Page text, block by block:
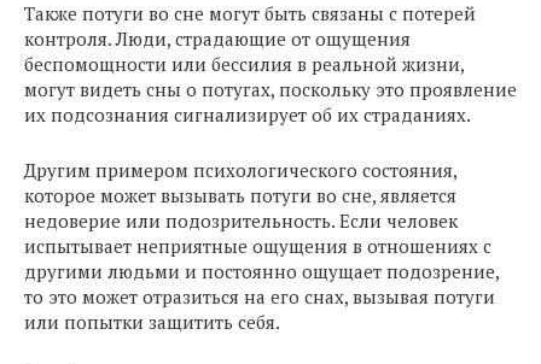
Также потуги во сне могут быть связаны с потерей
контроля. Люди, страдающие от ощущения
беспомощности или бессилия в реальной жизни,
могут видеть сны о потугах, поскольку это проявление
их подсознания сигнализирует об их страданиях.
Другим примером психологического состояния,
которое может вызывать потуги во сне, является
недоверие или подозрительность. Если человек
испытывает неприятные ощущения в отношениях с
другими людьми и постоянно ощущает подозрение,
то это может отразиться на его снах, вызывая потуги
или попытки защитить себя.